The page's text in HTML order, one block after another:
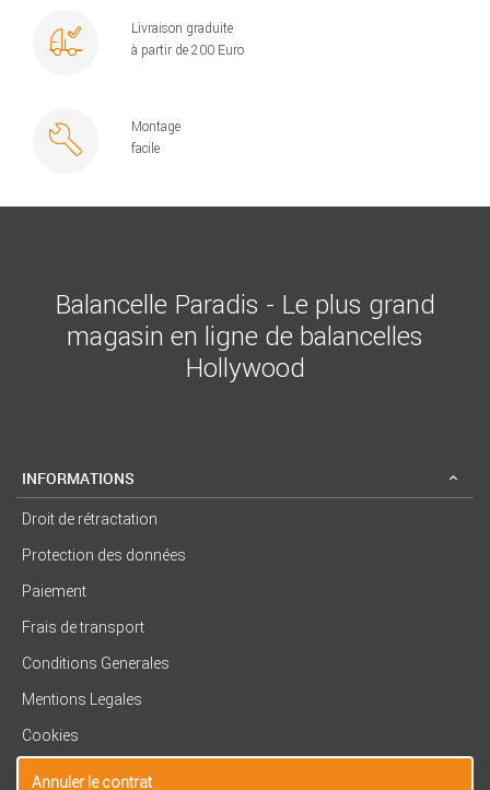
Livraison graduite
à partir de 200 Euro
Montage
facile
Balancelle Paradis - Le plus grand
magasin en ligne de balancelles
Hollywood
INFORMATIONS
Droit de rétractation
Protection des données
Paiement
Frais de transport
Conditions Generales
Mentions Legales
Cookies
Annuler le contrat